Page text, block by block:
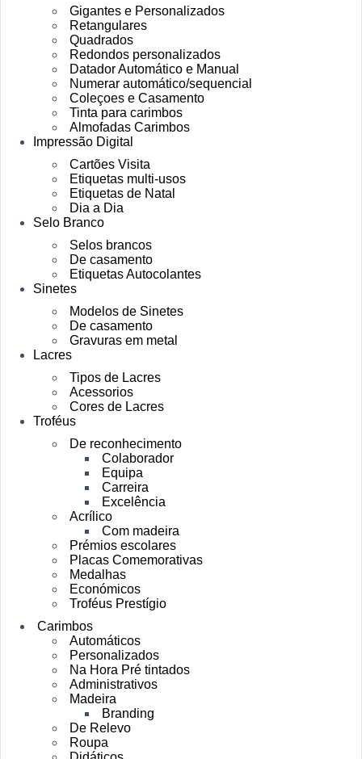
Gigantes e Personalizados
Retangulares
Quadrados
Redondos personalizados
Datador Automático e Manual
Numerar automático/sequencial
Coleçoes e Casamento
Tinta para carimbos
Almofadas Carimbos
Impressão Digital
Cartões Visita
Etiquetas multi-usos
Etiquetas de Natal
Dia a Dia
Selo Branco
Selos brancos
De casamento
Etiquetas Autocolantes
Sinetes
Modelos de Sinetes
De casamento
Gravuras em metal
Lacres
Tipos de Lacres
Acessorios
Cores de Lacres
Troféus
De reconhecimento
Colaborador
Equipa
Carreira
Excelência
Acrílico
Com madeira
Prémios escolares
Placas Comemorativas
Medalhas
Económicos
Troféus Prestígio
Carimbos
Automáticos
Personalizados
Na Hora Pré tintados
Administrativos
Madeira
Branding
De Relevo
Roupa